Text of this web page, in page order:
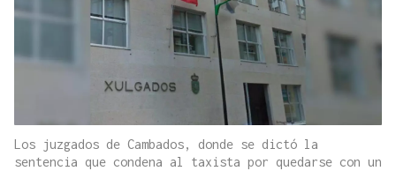
Los juzgados de Cambados, donde se dictó la
sentencia que condena al taxista por quedarse con un